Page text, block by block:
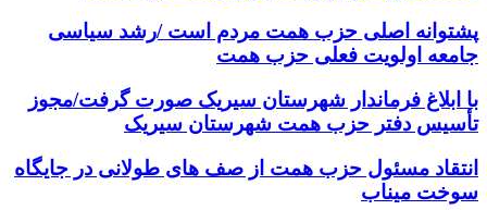
پشتوانه اصلی حزب همت مردم است /رشد سیاسی
جامعه اولویت فعلی حزب همت
با ابلاغ فرماندار شهرستان سیریک صورت گرفت/مجوز
تأسیس دفتر حزب همت شهرستان سیریک
انتقاد مسئول حزب همت از صف های طولانی در جایگاه
سوخت میناب